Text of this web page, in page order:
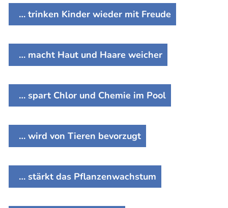
… trinken Kinder wieder mit Freude
… macht Haut und Haare weicher
… spart Chlor und Chemie im Pool
… wird von Tieren bevorzugt
… stärkt das Pflanzenwachstum